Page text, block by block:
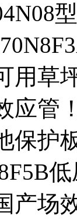
用草
应管！
保护
产场